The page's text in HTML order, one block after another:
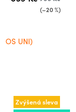
(–20 %)
OS UNI)
Zvýšená sleva